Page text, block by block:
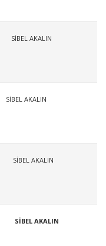
SİBEL AKALIN
SİBEL AKALIN
SİBEL AKALIN
SİBEL AKALIN